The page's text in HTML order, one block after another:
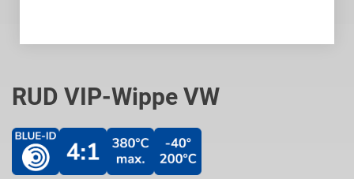
RUD VIP-Wippe VW
Anfang
der
springen